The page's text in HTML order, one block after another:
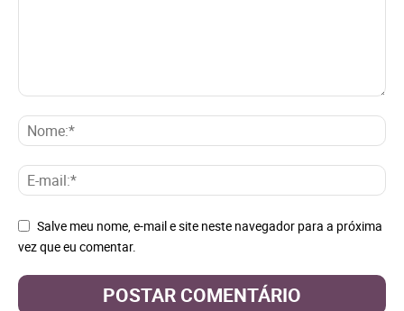
Salve meu nome, e-mail e site neste navegador para a próxima
vez que eu comentar.